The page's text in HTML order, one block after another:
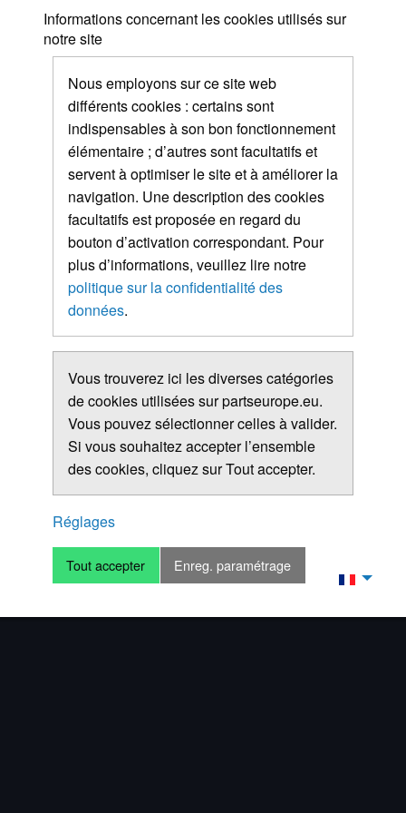
Informations concernant les cookies utilisés sur
notre site
Nous employons sur ce site web
différents cookies : certains sont
indispensables à son bon fonctionnement
élémentaire ; d’autres sont facultatifs et
servent à optimiser le site et à améliorer la
navigation. Une description des cookies
facultatifs est proposée en regard du
bouton d’activation correspondant. Pour
plus d’informations, veuillez lire notre
politique sur la confidentialité des
données.
Vous trouverez ici les diverses catégories
de cookies utilisées sur partseurope.eu.
Vous pouvez sélectionner celles à valider.
Si vous souhaitez accepter l’ensemble
des cookies, cliquez sur Tout accepter.
Réglages
Tout accepter Enreg. paramétrage